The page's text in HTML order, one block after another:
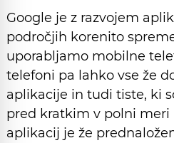
Google je z razvojem
področjih korenito
uporabljamo mobilne
telefoni pa lahko vse že
aplikacije in tudi tiste, ki
pred kratkim v polni meri
aplikacij je že